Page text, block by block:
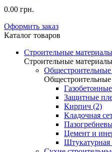
0.00 грн.
Оформить заказ
Каталог товаров
Строительные материалы
Строительные материалы
Защитные
Кирпич (2)
Кладочная
Цемент и
Штукатурная